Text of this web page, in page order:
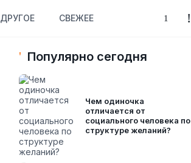
ДРУГОЕ СВЕЖЕЕ
Популярно сегодня
Чем одиночка
отличается от
социального человека по
структуре желаний?